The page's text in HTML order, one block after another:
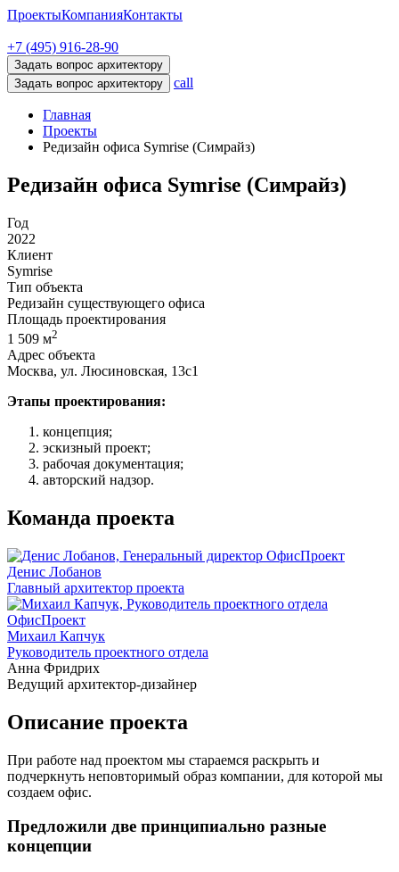
ПроектыКомпанияКонтакты
+7 (495) 916-28-90
Задать вопрос архитектору
Задать вопрос архитектору
call
Главная
Проекты
Редизайн офиса Symrise (Симрайз)
Редизайн офиса Symrise (Симрайз)
Год
2022
Клиент
Symrise
Тип объекта
Редизайн существующего офиса
Площадь проектирования
1 509 м2
Адрес объекта
Москва, ул. Люсиновская, 13с1
Этапы проектирования:
концепция;
эскизный проект;
рабочая документация;
авторский надзор.
Команда проекта
Денис Лобанов
Главный архитектор проекта
Михаил Капчук
Руководитель проектного отдела
Анна Фридрих
Ведущий архитектор-дизайнер
Описание проекта
При работе над проектом мы стараемся раскрыть и
подчеркнуть неповторимый образ компании, для которой мы
создаем офис.
Предложили две принципиально разные
концепции